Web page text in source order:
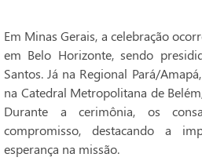
Em Minas Gerais, a celebração
em Belo Horizonte, sendo
Santos. Já na Regional Pará/
na Catedral Metropolitana de
Durante a cerimônia, os
compromisso, destacando a
esperança na missão.